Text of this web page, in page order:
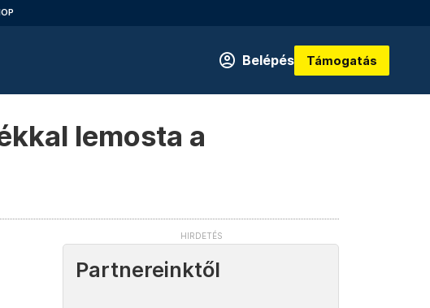
Belépés Támogatás
lemosta a
Partnereinktől